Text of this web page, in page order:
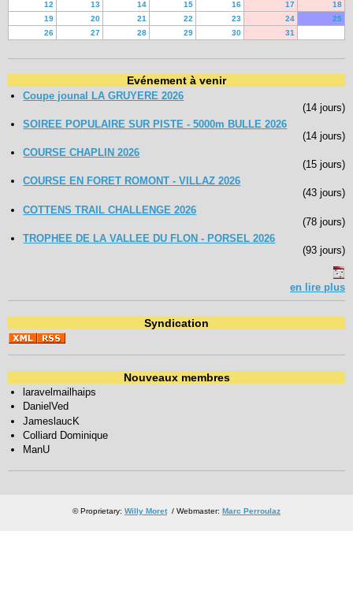
12
13 14 15 16 17
18
19
20 21 22 23 24
25
26
27 28 29 30 31
Evénement à venir
Coupe jounal LA GRUYERE 2026
(14 jours)
SOIREE POPULAIRE SUR PISTE - 5000m BULLE 2026
(14 jours)
COURSE CHAPLIN 2026
(15 jours)
COURSE EN FORET ROMONT - VILLAZ 2026
(43 jours)
COTTENS TRAIL CHALLENGE 2026
(78 jours)
TROPHEE DE LA VALLEE DU FLON - PORSEL 2026
(93 jours)
en lire plus
Syndication
Nouveaux membres
laravelmailhaips
DanielVed
JameslaucK
Colliard Dominique
ManU
© Proprietary: Willy Moret/ Webmaster: Marc Perroulaz